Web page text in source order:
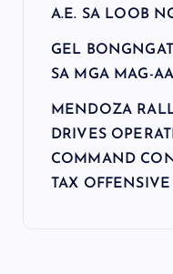
A.E. SA LOOB
GEL
SA MGA MAG-
MENDOZA
DRIVES
COMMAND
TAX OFFENSIVE